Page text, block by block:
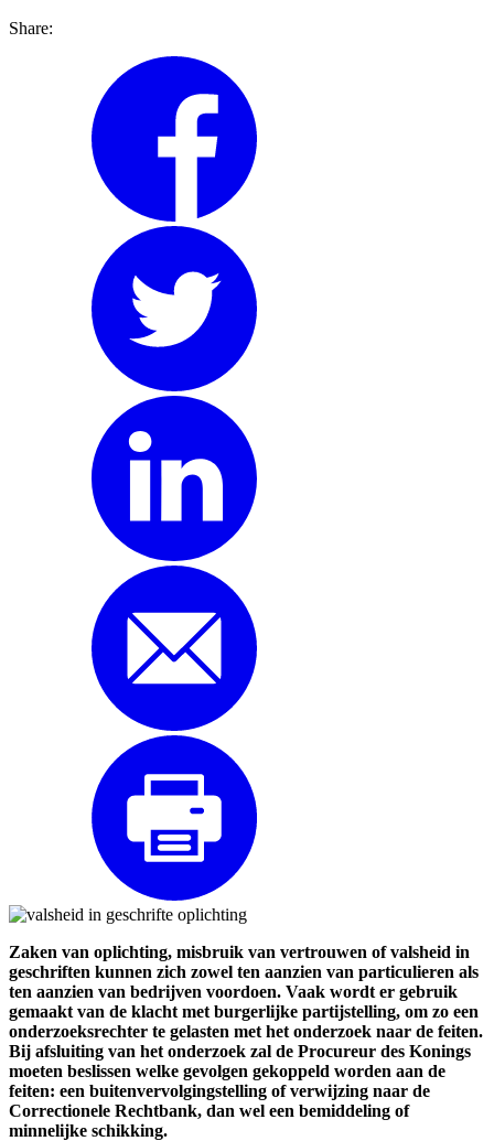
Share:
Zaken van oplichting, misbruik van vertrouwen of valsheid in
geschriften kunnen zich zowel ten aanzien van particulieren als
ten aanzien van bedrijven voordoen. Vaak wordt er gebruik
gemaakt van de klacht met burgerlijke partijstelling, om zo een
onderzoeksrechter te gelasten met het onderzoek naar de feiten.
Bij afsluiting van het onderzoek zal de Procureur des Konings
moeten beslissen welke gevolgen gekoppeld worden aan de
feiten: een buitenvervolgingstelling of verwijzing naar de
Correctionele Rechtbank, dan wel een bemiddeling of
minnelijke schikking.